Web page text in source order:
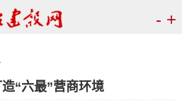
- +
“六最”营商环境